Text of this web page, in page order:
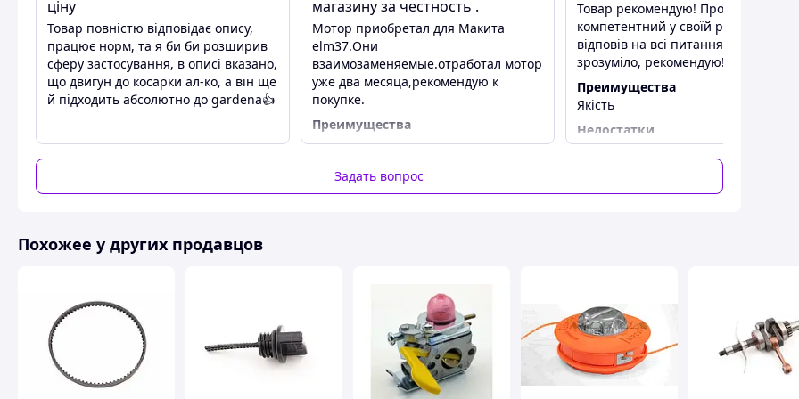
✅ Проверка подшипников и смазка подвижных частей (если это предусмотрено конструкцией).
ціну
Товар повністю відповідає опису,
працює норм, та я би би розширив
сферу застосування, в описі вказано,
що двигун до косарки ал-ко, а він ще
й підходить абсолютно до gardena👍
магазину за честность .
Мотор приобретал для Макита
elm37.Они
взаимозаменяемые.отработал мотор
уже два месяца,рекомендую к
покупке.
Преимущества
Качество
Товар рекомендую! Продавець
компетентний у своїй роботі,
відповів на всі питання чітко і
зрозуміло, рекомендую!
Преимущества
Якість
Недостатки
Без недоліків
Задать вопрос
Похожее у других продавцов